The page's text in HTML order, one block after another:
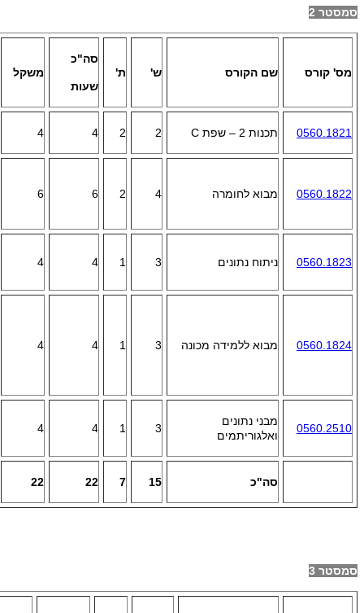
סמסטר 2
מס' קורס שם הקורס ש' ת'
סה"כ
שעות
משקל
0560.1821 תכנות 2 – שפת C
2
2
4
4
0560.1822 מבוא לחומרה 4
2
6
6
0560.1823 ניתוח נתונים 3
1
4
4
0560.1824 מבוא ללמידה מכונה 3
1
4
4
0560.2510
מבני נתונים
ואלגוריתמים
3
1
4
4
סה"כ 15
7
22
22
סמסטר 3